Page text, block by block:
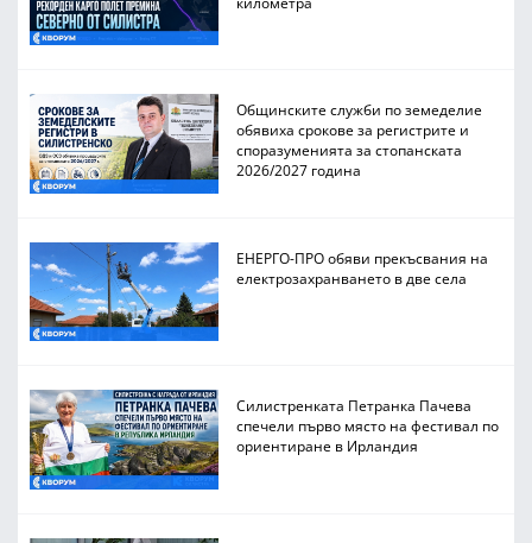
Общинските служби по земеделие
обявиха срокове за регистрите и
споразуменията за стопанската
2026/2027 година
ЕНЕРГО-ПРО обяви прекъсвания на
електрозахранването в две села
Силистренката Петранка Пачева
спечели първо място на фестивал по
ориентиране в Ирландия